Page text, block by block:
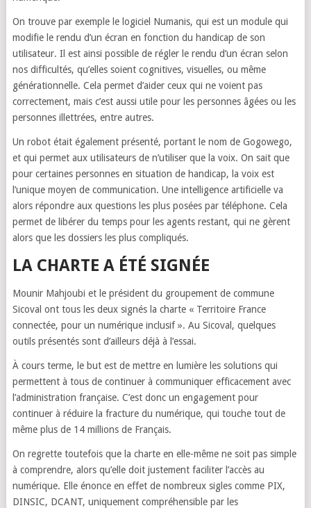
On trouve par exemple le logiciel Numanis, qui est un module qui
modifie le rendu d’un écran en fonction du handicap de son
utilisateur. Il est ainsi possible de régler le rendu d’un écran selon
nos difficultés, qu’elles soient cognitives, visuelles, ou même
générationnelle. Cela permet d’aider ceux qui ne voient pas
correctement, mais c’est aussi utile pour les personnes âgées ou les
personnes illettrées, entre autres.
Un robot était également présenté, portant le nom de Gogowego,
et qui permet aux utilisateurs de n’utiliser que la voix. On sait que
pour certaines personnes en situation de handicap, la voix est
l’unique moyen de communication. Une intelligence artificielle va
alors répondre aux questions les plus posées par téléphone. Cela
permet de libérer du temps pour les agents restant, qui ne gèrent
alors que les dossiers les plus compliqués.
LA CHARTE A ÉTÉ SIGNÉE
Mounir Mahjoubi et le président du groupement de commune
Sicoval ont tous les deux signés la charte « Territoire France
connectée, pour un numérique inclusif ». Au Sicoval, quelques
outils présentés sont d’ailleurs déjà à l’essai.
À cours terme, le but est de mettre en lumière les solutions qui
permettent à tous de continuer à communiquer efficacement avec
l’administration française. C’est donc un engagement pour
continuer à réduire la fracture du numérique, qui touche tout de
même plus de 14 millions de Français.
On regrette toutefois que la charte en elle-même ne soit pas simple
à comprendre, alors qu’elle doit justement faciliter l’accès au
numérique. Elle énonce en effet de nombreux sigles comme PIX,
DINSIC, DCANT, uniquement compréhensible par les